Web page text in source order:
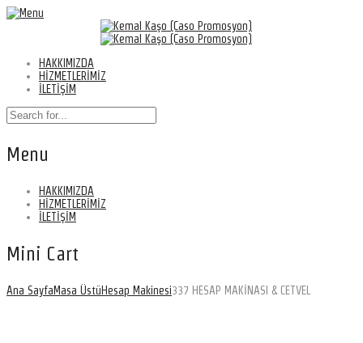
HAKKIMIZDA
HİZMETLERİMİZ
İLETİŞİM
Menu
HAKKIMIZDA
HİZMETLERİMİZ
İLETİŞİM
Mini Cart
Ana SayfaMasa ÜstüHesap Makinesi337 HESAP MAKİNASI & CETVEL